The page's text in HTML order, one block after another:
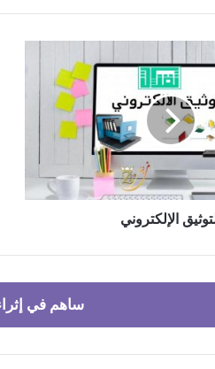
الإلكتروني
ساهم في